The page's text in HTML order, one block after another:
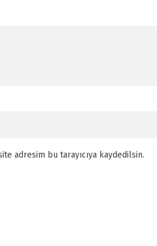
adresim bu tarayıcıya kaydedilsin.